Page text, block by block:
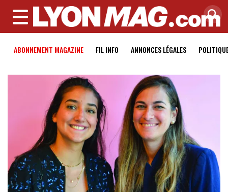
MENU
ABONNEMENT MAGAZINE FIL INFO ANNONCES LÉGALES